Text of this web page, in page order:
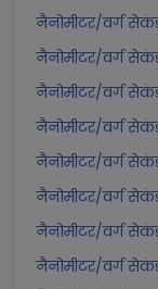
नैनोमीटर/वर्ग
नैनोमीटर/वर्ग
नैनोमीटर/वर्ग
नैनोमीटर/वर्ग
नैनोमीटर/वर्ग
नैनोमीटर/वर्ग
नैनोमीटर/वर्ग
नैनोमीटर/वर्ग